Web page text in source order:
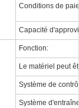
Conditions de
Capacité
Fonction:
Le matériel peut
Système de
Système